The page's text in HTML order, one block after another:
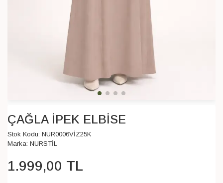
ÇAĞLA İPEK ELBİSE
Stok Kodu: NUR0006VİZ25K
Marka: NURSTİL
1.999,00 TL